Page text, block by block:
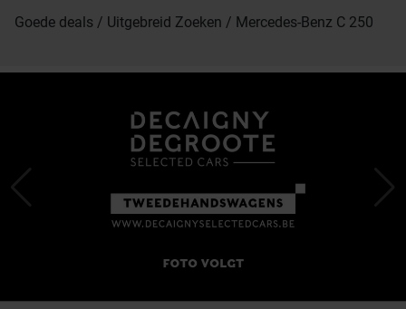
Goede deals Uitgebreid Zoeken Mercedes-Benz C 250